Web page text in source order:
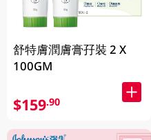
舒特膚潤膚膏孖裝 2 X
100GM
$159.90